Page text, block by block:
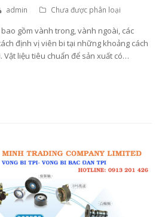
admin Chưa được phân loại
gồm vành trong, vành ngoài, các
định vị viên bi tại những khoảng cách
Vật liệu tiêu chuẩn để sản xuất có…